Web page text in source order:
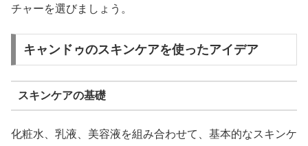
チャーを選びましょう。
キャンドゥのスキンケアを使ったアイデア
スキンケアの基礎
化粧水、乳液、美容液を組み合わせて、基本的なスキンケ